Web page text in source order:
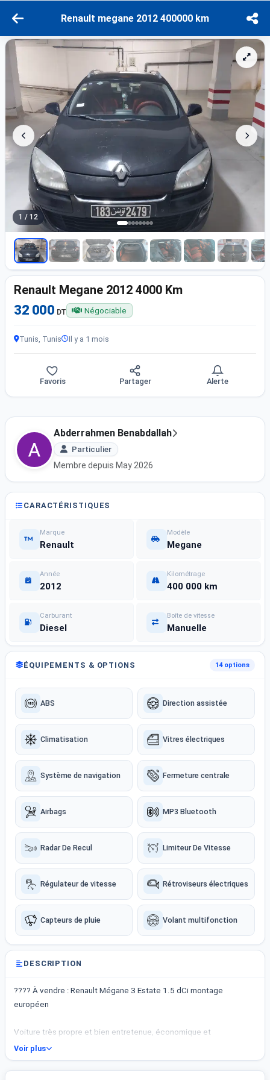
Renault megane 2012 400000 km
1 / 12
Renault Megane 2012 4000 Km
32 000 DT Négociable
Tunis, Tunis Il y a 1 mois
Favoris Partager Alerte
Abderrahmen Benabdallah
Particulier
Membre depuis May 2026
CARACTÉRISTIQUES
Marque
Renault
Modèle
Megane
Année
2012
Kilométrage
400 000 km
Carburant
Diesel
Boîte de vitesse
Manuelle
ÉQUIPEMENTS & OPTIONS 14 options
ABS Direction assistée
Climatisation Vitres électriques
Système de navigation Fermeture centrale
Airbags MP3 Bluetooth
Radar De Recul Limiteur De Vitesse
Régulateur de vitesse Rétroviseurs électriques
Capteurs de pluie Volant multifonction
DESCRIPTION
???? À vendre : Renault Mégane 3 Estate 1.5 dCi montage
européen
Voiture très propre et bien entretenue, économique et
confortable, idéale pour les longs trajets comme pour la ville.
✔️ Moteur 1.5 dCi fiable et faible consommation
Voir plus